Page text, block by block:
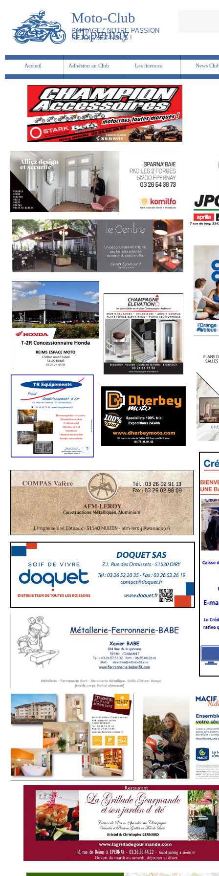
Moto-Club
d'Epernay
PARTAGEZ NOTRE PASSION
REJOIGNEZ-NOUS !
Accueil Adhésion au Club Les licences News